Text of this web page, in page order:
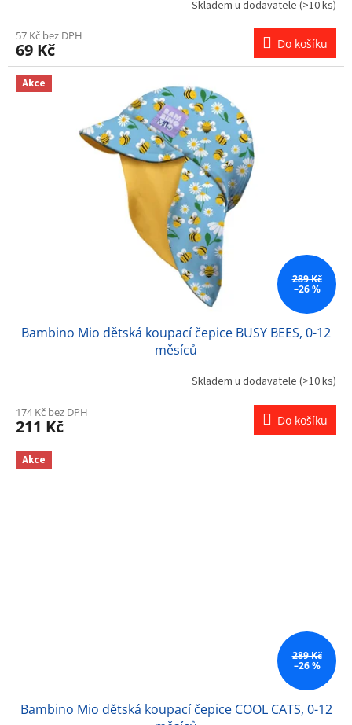
Skladem u dodavatele (>10 ks)
57 Kč bez DPH
69 Kč Do košíku
Akce
289 Kč
–26 %
Bambino Mio dětská koupací čepice BUSY BEES, 0-12
měsíců
Skladem u dodavatele (>10 ks)
174 Kč bez DPH
211 Kč Do košíku
Akce
289 Kč
–26 %
Bambino Mio dětská koupací čepice COOL CATS, 0-12